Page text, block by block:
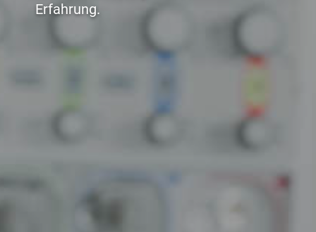
Erfahrung.